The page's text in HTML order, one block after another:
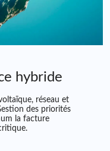
hybride
réseau et
des priorités
la facture